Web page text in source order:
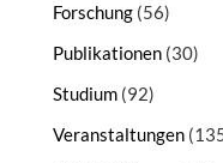
Forschung(56)
Publikationen(30)
Studium(92)
Veranstaltungen